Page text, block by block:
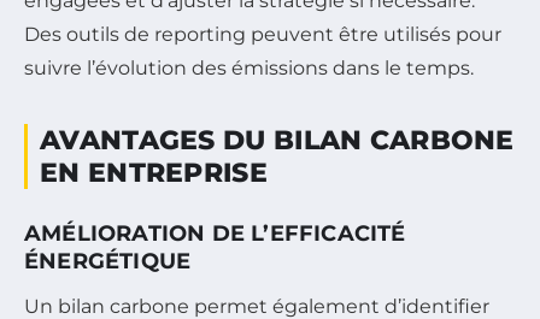
Des outils de reporting peuvent être utilisés pour
suivre l’évolution des émissions dans le temps.
AVANTAGES DU BILAN CARBONE
EN ENTREPRISE
AMÉLIORATION DE L’EFFICACITÉ
ÉNERGÉTIQUE
Un bilan carbone permet également d’identifier